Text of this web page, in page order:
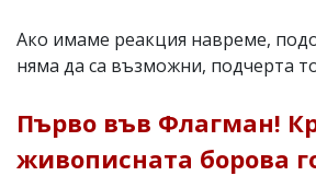
Ако имаме реакция навреме,
няма да са възможни, подчерта
Първо във Флагман!
живописната борова